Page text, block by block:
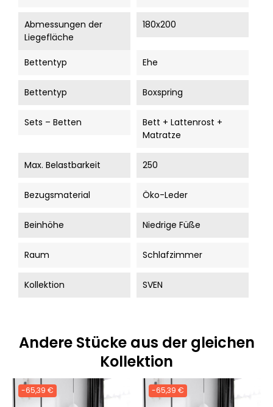
Abmessungen der
Liegefläche
180x200
Bettentyp Ehe
Bettentyp Boxspring
Sets – Betten
Bett + Lattenrost +
Matratze
Max. Belastbarkeit 250
Bezugsmaterial Öko-Leder
Beinhöhe Niedrige Füße
Raum Schlafzimmer
Kollektion SVEN
Andere Stücke aus der gleichen
Kollektion
-65,39 € -65,39 €